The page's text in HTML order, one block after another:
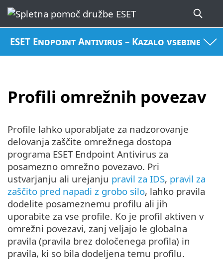
ESET Endpoint Antivirus – Kazalo vsebine
Profili omrežnih povezav
Profile lahko uporabljate za nadzorovanje
delovanja zaščite omrežnega dostopa
programa ESET Endpoint Antivirus za
posamezno omrežno povezavo. Pri
ustvarjanju ali urejanju pravil za IDS, pravil za
zaščito pred napadi z grobo silo, lahko pravila
dodelite posameznemu profilu ali jih
uporabite za vse profile. Ko je profil aktiven v
omrežni povezavi, zanj veljajo le globalna
pravila (pravila brez določenega profila) in
pravila, ki so bila dodeljena temu profilu.